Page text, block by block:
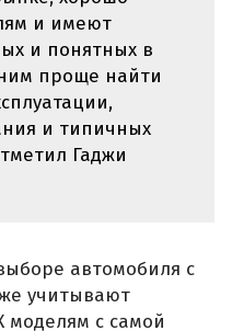
и имеют
и понятных в
проще найти
и типичных
Гаджи
автомобиля с
учитывают
моделям с самой